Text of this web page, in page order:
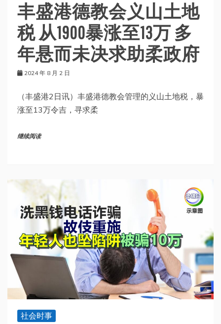
丰盛港德教会义山土地
税 从1900暴涨至13万 多
年悬而未决求助柔政府
2024 年 8 月 2 日
（丰盛港2日讯）丰盛港德教会管理的义山土地税，暴
涨至13万令吉，寻求柔
继续阅读
社会时事